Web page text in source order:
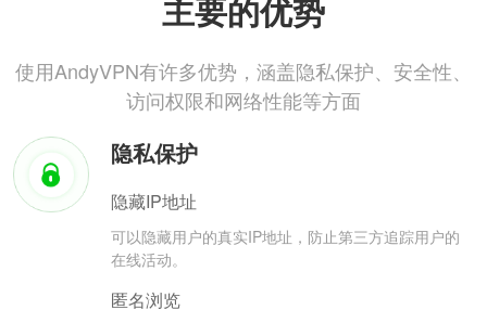
主要的优势
使用AndyVPN有许多优势，涵盖隐私保护、安全性、
访问权限和网络性能等方面
隐私保护
隐藏IP地址
可以隐藏用户的真实IP地址，防止第三方追踪用户的
在线活动。
匿名浏览